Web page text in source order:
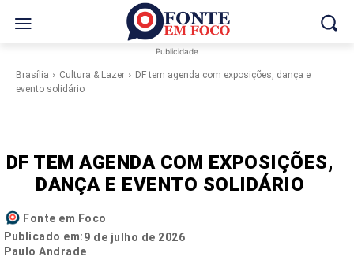
Publicidade
Brasília Cultura & Lazer
DF tem agenda com exposições, dança e
evento solidário
DF TEM AGENDA COM EXPOSIÇÕES,
DANÇA E EVENTO SOLIDÁRIO
Fonte em Foco
Publicado em:9 de julho de 2026
Paulo Andrade